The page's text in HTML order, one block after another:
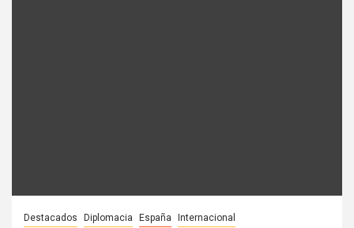
Destacados Diplomacia España Internacional